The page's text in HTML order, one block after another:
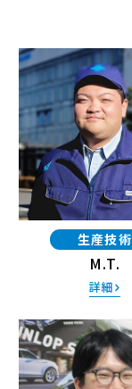
生産技術
M.T.
詳細